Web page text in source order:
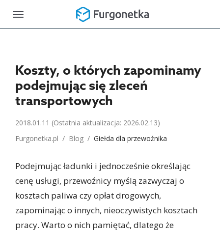
Toggle
Koszty, o których zapominamy
podejmując się zleceń
transportowych
2018.01.11 (Ostatnia aktualizacja: 2026.02.13)
Furgonetka.pl / Blog /Giełda dla przewoźnika
Podejmując ładunki i jednocześnie określając
cenę usługi, przewoźnicy myślą zazwyczaj o
kosztach paliwa czy opłat drogowych,
zapominając o innych, nieoczywistych kosztach
pracy. Warto o nich pamiętać, dlatego że